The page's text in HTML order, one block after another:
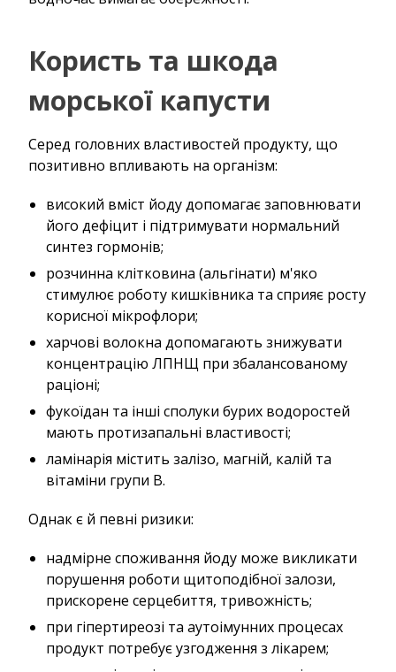
Користь та шкода
морської капусти
Серед головних властивостей продукту, що
позитивно впливають на організм:
високий вміст йоду допомагає заповнювати
його дефіцит і підтримувати нормальний
синтез гормонів;
розчинна клітковина (альгінати) м'яко
стимулює роботу кишківника та сприяє росту
корисної мікрофлори;
харчові волокна допомагають знижувати
концентрацію ЛПНЩ при збалансованому
раціоні;
фукоїдан та інші сполуки бурих водоростей
мають протизапальні властивості;
ламінарія містить залізо, магній, калій та
вітаміни групи B.
Однак є й певні ризики:
надмірне споживання йоду може викликати
порушення роботи щитоподібної залози,
прискорене серцебиття, тривожність;
при гіпертиреозі та аутоімунних процесах
продукт потребує узгодження з лікарем;